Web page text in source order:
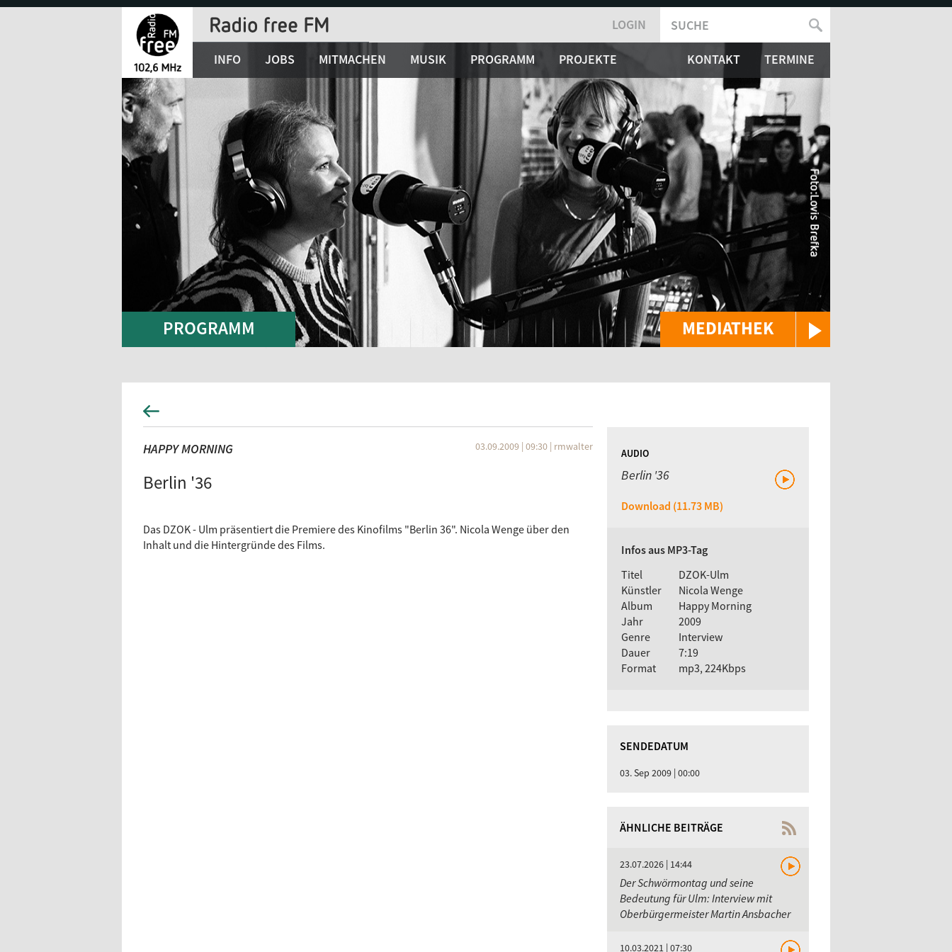
Jump
MEDIATHEK
LOGIN
SUCHFORMULAR
SUCHE
INFO JOBS MITMACHEN MUSIK PROGRAMM PROJEKTE KONTAKT TERMINE
PROGRAMM
HAPPY MORNING 03.09.2009 | 09:30 | rmwalter
Berlin '36
Das DZOK - Ulm präsentiert die Premiere des Kinofilms "Berlin 36". Nicola Wenge über den
Inhalt und die Hintergründe des Films.
AUDIO
Berlin '36
Download (11.73 MB)
Infos aus MP3-Tag
Titel
DZOK-Ulm
Künstler
Nicola Wenge
Album
Happy Morning
Jahr
2009
Genre
Interview
Dauer
7:19
Format
mp3, 224Kbps
SENDEDATUM
03. Sep 2009 | 00:00
ÄHNLICHE BEITRÄGE
23.07.2026 | 14:44
Der Schwörmontag und seine
Bedeutung für Ulm: Interview mit
Oberbürgermeister Martin Ansbacher
10.03.2021 | 07:30